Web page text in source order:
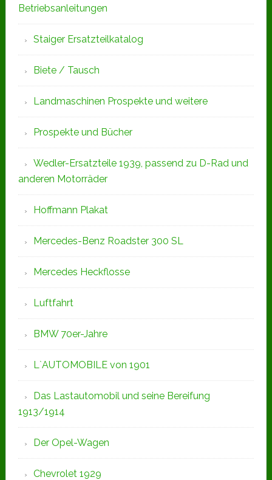
Betriebsanleitungen
Staiger Ersatzteilkatalog
Biete / Tausch
Landmaschinen Prospekte und weitere
Prospekte und Bücher
Wedler-Ersatzteile 1939, passend zu D-Rad und
anderen Motorräder
Hoffmann Plakat
Mercedes-Benz Roadster 300 SL
Mercedes Heckflosse
Luftfahrt
BMW 70er-Jahre
L`AUTOMOBILE von 1901
Das Lastautomobil und seine Bereifung
1913/1914
Der Opel-Wagen
Chevrolet 1929